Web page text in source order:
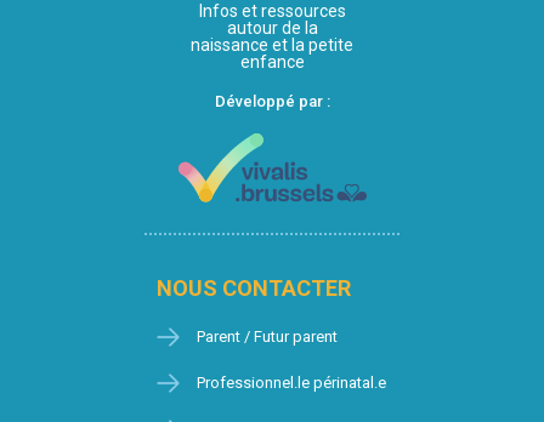
Infos et ressources
autour de la
naissance et la petite
enfance
Développé par :
NOUS CONTACTER
Parent / Futur parent
Professionnel.le périnatal.e